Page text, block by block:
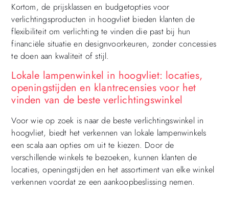
Kortom, de prijsklassen en budgetopties voor
verlichtingsproducten in hoogvliet bieden klanten de
flexibiliteit om verlichting te vinden die past bij hun
financiële situatie en designvoorkeuren, zonder concessies
te doen aan kwaliteit of stijl.
Lokale lampenwinkel in hoogvliet: locaties,
openingstijden en klantrecensies voor het
vinden van de beste verlichtingswinkel
Voor wie op zoek is naar de beste verlichtingswinkel in
hoogvliet, biedt het verkennen van lokale lampenwinkels
een scala aan opties om uit te kiezen. Door de
verschillende winkels te bezoeken, kunnen klanten de
locaties, openingstijden en het assortiment van elke winkel
verkennen voordat ze een aankoopbeslissing nemen.